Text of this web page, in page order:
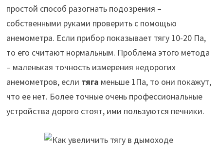
простой способ разогнать подозрения –
собственными руками проверить с помощью
анемометра. Если прибор показывает тягу 10-20 Па,
то его считают нормальным. Проблема этого метода
– маленькая точность измерения недорогих
анемометров, если тяга меньше 1Па, то они покажут,
что ее нет. Более точные очень профессиональные
устройства дорого стоят, ими пользуются печники.